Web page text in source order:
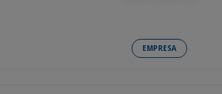
EMPRESA